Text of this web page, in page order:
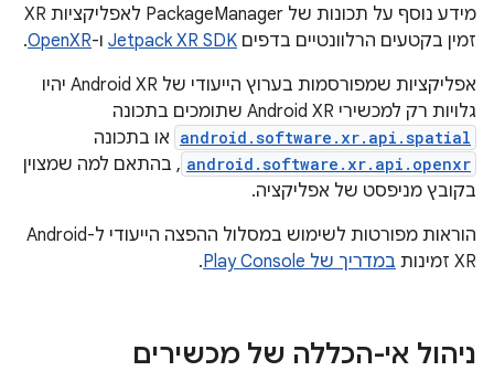
מידע נוסף על תכונות של PackageManager לאפליקציות XR
זמין בקטעים הרלוונטיים בדפים Jetpack XR SDK ו-OpenXR
.
אפליקציות שמפורסמות בערוץ הייעודי של Android XR יהיו
גלויות רק למכשירי Android XR שתומכים בתכונה
android.software.xr.api.spatial או בתכונה
android.software.xr.api.openxr , בהתאם למה שמצוין
בקובץ מניפסט של אפליקציה.
הוראות מפורטות לשימוש במסלול ההפצה הייעודי ל-Android
XR זמינות
במדריך של Play Console .
ניהול אי-הכללה של מכשירים